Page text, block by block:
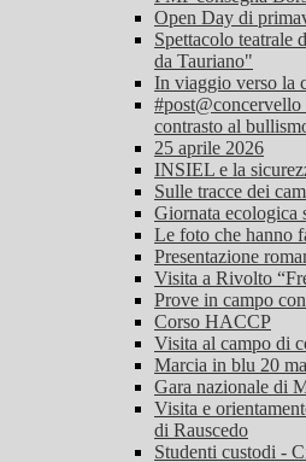
Open Day di
Spettacolo
da Tauriano"
In viaggio verso la
contrasto al
25 aprile 2026
INSIEL e la
Sulle tracce dei
Giornata ecologica
Le foto che hanno
Presentazione
Visita a Rivolto
Prove in campo
Corso HACCP
Visita al campo di
Marcia in blu 20
Gara nazionale di
Visita e
di Rauscedo
Studenti custodi -